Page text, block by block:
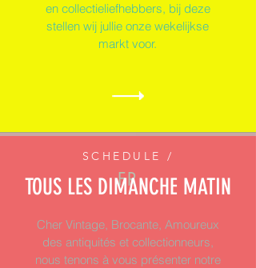
en collectieliefhebbers, bij deze
stellen wij jullie onze wekelijkse
markt voor.
FR
Cher Vintage, Brocante, Amoureux
des antiquités et collectionneurs,
nous tenons à vous présenter notre
SCHEDULE /
TOUS LES DIMANCHE MATIN